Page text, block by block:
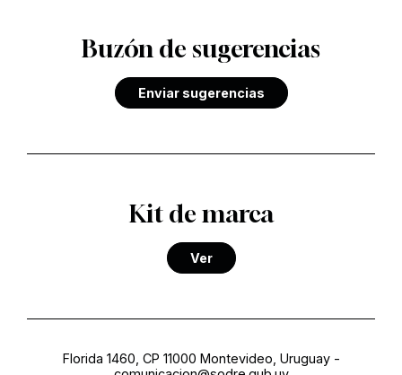
Buzón de sugerencias
Enviar sugerencias
Kit de marca
Ver
Florida 1460, CP 11000 Montevideo, Uruguay-